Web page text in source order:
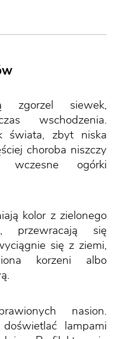
zgorzel siewek,
wschodzenia.
świata, zbyt niska
choroba niszczy
wczesne ogórki
kolor z zielonego
przewracają się
się z ziemi,
korzeni albo
nasion.
lampami